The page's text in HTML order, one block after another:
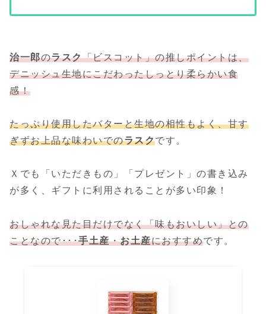
治一郎のラスク「ビスコット」の推しポイントは、
デニッシュ生地にこだわったしっとり柔らかい食
感！
たっぷり使用したバターと生地の相性もよく、甘す
ぎずお上品な味わいでのラスクです。
Ｘでも「いただきもの」「プレゼント」の書き込み
が多く、ギフトに利用されることが多い印象！
おしゃれな見た目だけでなく「味もおいしい」との
ことなので･･･手土産・お土産におすすめです。